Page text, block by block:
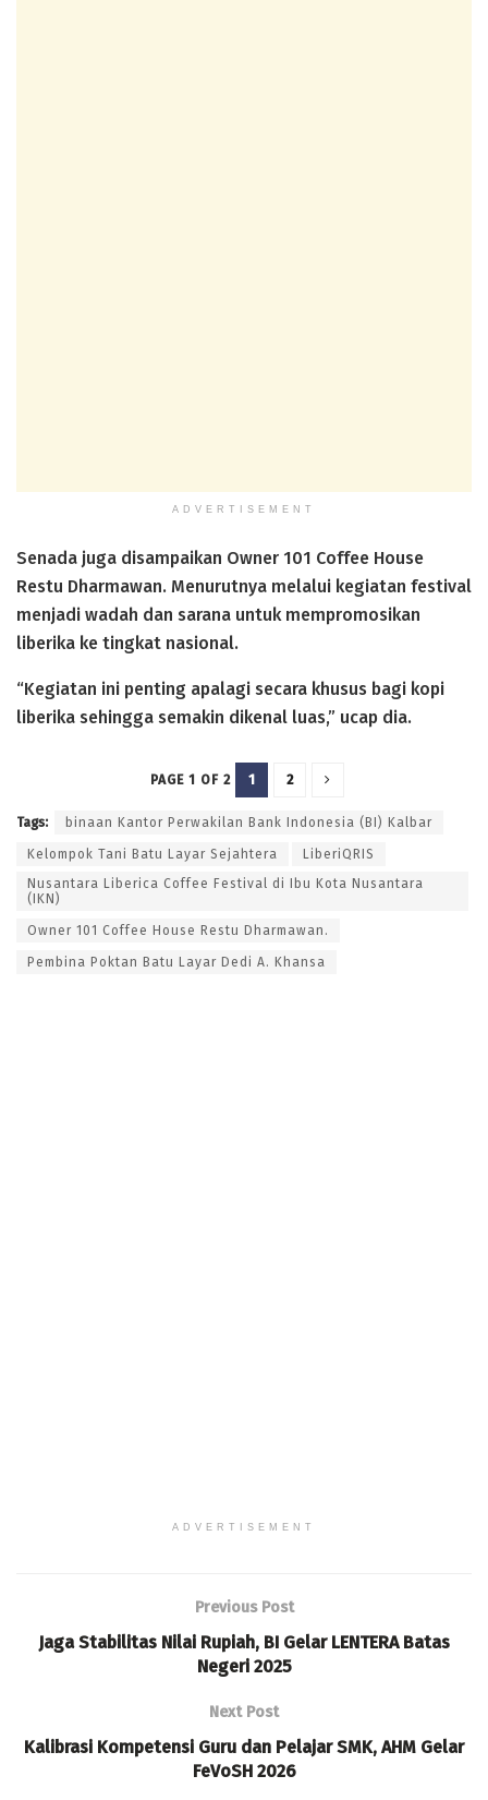
ADVERTISEMENT
Senada juga disampaikan Owner 101 Coffee House
Restu Dharmawan. Menurutnya melalui kegiatan festival
menjadi wadah dan sarana untuk mempromosikan
liberika ke tingkat nasional.
“Kegiatan ini penting apalagi secara khusus bagi kopi
liberika sehingga semakin dikenal luas,” ucap dia.
PAGE 1 OF 2 1 2
Tags: binaan Kantor Perwakilan Bank Indonesia (BI) Kalbar
Kelompok Tani Batu Layar Sejahtera
LiberiQRIS
Nusantara Liberica Coffee Festival di Ibu Kota Nusantara
(IKN)
Owner 101 Coffee House Restu Dharmawan.
Pembina Poktan Batu Layar Dedi A. Khansa
ADVERTISEMENT
Previous Post
Jaga Stabilitas Nilai Rupiah, BI Gelar LENTERA Batas
Negeri 2025
Next Post
Kalibrasi Kompetensi Guru dan Pelajar SMK, AHM Gelar
FeVoSH 2026